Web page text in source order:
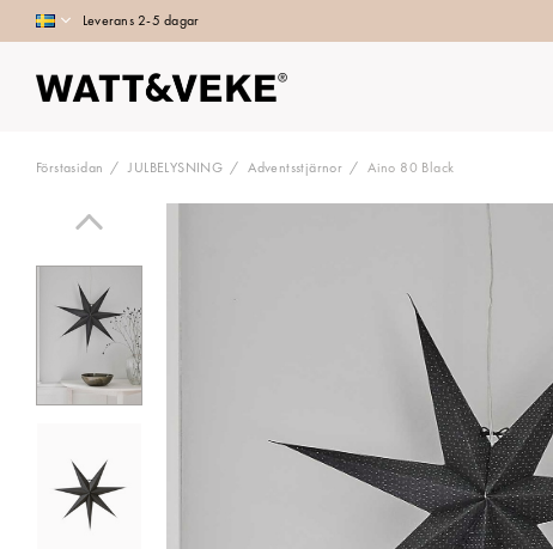
Leverans 2-5 dagar
Förstasidan JULBELYSNING Adventsstjärnor Aino 80 Black